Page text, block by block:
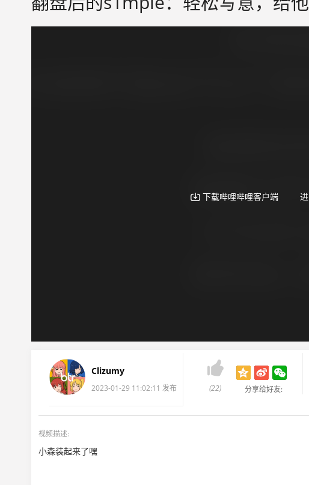
Clizumy
2023-01-29 11:02:11 发布

(22) 分享给好友:
视频描述:
小森装起来了嘿